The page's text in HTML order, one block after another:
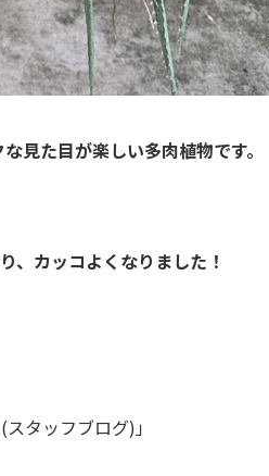
見た目が楽しい多肉植物です。
、カッコよくなりました！
タッフブログ)」